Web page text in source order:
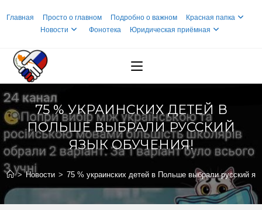
Главная Просто о главном Подробно о важном
Красная папка
Новости
Фонотека Юридическая приёмная
75 % УКРАИНСКИХ ДЕТЕЙ В
ПОЛЬШЕ ВЫБРАЛИ РУССКИЙ
ЯЗЫК ОБУЧЕНИЯ!
> Новости > 75 % украинских детей в Польше выбрали русский